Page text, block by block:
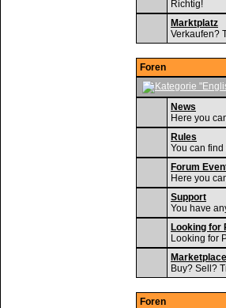
Richtig!
Marktplatz
Verkaufen?
Foren
News
Here you
Rules
You can
Forum
Here you
Support
You have
Looking for
Looking for
Marketplace
Buy? Sell?
Foren